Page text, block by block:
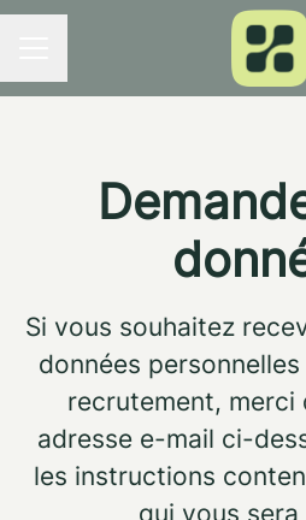
Si vous souhaitez
données
recrutement, merci
adresse e-mail ci-
les instructions
qui vous